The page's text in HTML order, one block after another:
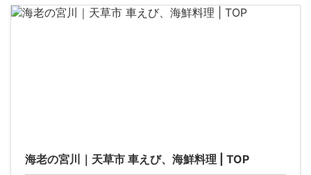
海老の宮川｜天草市 車えび、海鮮料理 | TOP